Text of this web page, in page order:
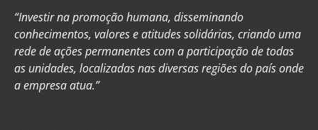
“Investir na promoção humana, disseminando
conhecimentos, valores e atitudes solidárias, criando uma
rede de ações permanentes com a participação de todas
as unidades, localizadas nas diversas regiões do país onde
a empresa atua.”